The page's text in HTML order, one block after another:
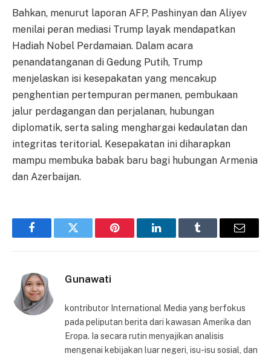
Bahkan, menurut laporan AFP, Pashinyan dan Aliyev
menilai peran mediasi Trump layak mendapatkan
Hadiah Nobel Perdamaian. Dalam acara
penandatanganan di Gedung Putih, Trump
menjelaskan isi kesepakatan yang mencakup
penghentian pertempuran permanen, pembukaan
jalur perdagangan dan perjalanan, hubungan
diplomatik, serta saling menghargai kedaulatan dan
integritas teritorial. Kesepakatan ini diharapkan
mampu membuka babak baru bagi hubungan Armenia
dan Azerbaijan.
FacebookTwitter Pinterest LinkedInTumblr Email
Gunawati
kontributor International Media yang berfokus
pada peliputan berita dari kawasan Amerika dan
Eropa. Ia secara rutin menyajikan analisis
mengenai kebijakan luar negeri, isu-isu sosial, dan